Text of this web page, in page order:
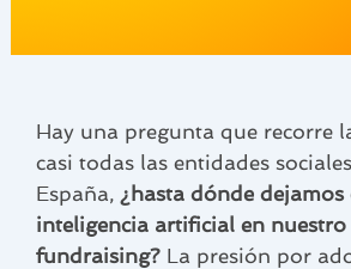
Hay una pregunta que recorre
casi todas las entidades
España, ¿hasta dónde
inteligencia artificial en
fundraising? La presión por